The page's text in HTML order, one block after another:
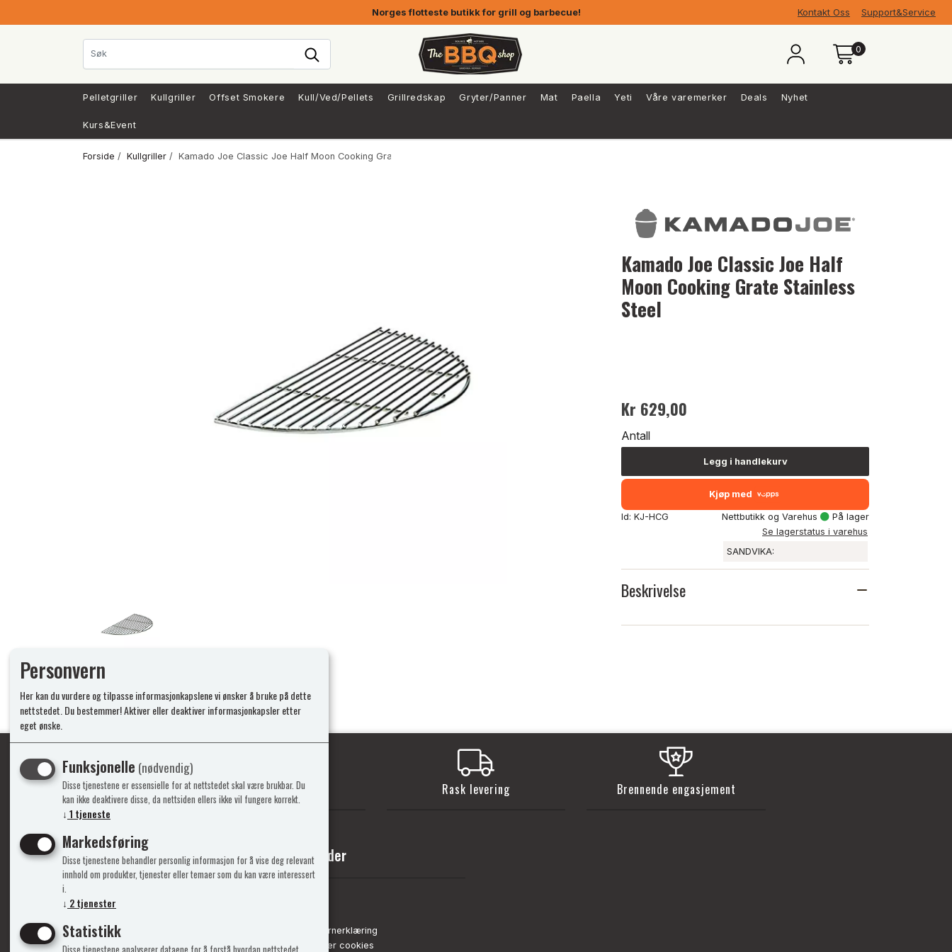
Norges flotteste butikk for grill og barbecue! Kontakt Oss Support&Service
0
Pelletgriller Kullgriller Offset Smokere Kull/Ved/Pellets Grillredskap Gryter/Panner Mat Paella Yeti Våre varemerker Deals Nyhet
Kurs&Event
Forside / Kullgriller / Kamado Joe Classic Joe Half Moon Cooking Grate Stainless Steel
Kamado Joe Classic Joe Half
Moon Cooking Grate Stainless
Steel
Kr 629,00
Antall
Legg i handlekurv
Kjøp med
Id: KJ-HCG Nettbutikk og Varehus
På lager
Se lagerstatus i varehus
SANDVIKA:
Beskrivelse
Ypperlig kvalitet Rask levering Brennende engasjement
Info
Kontakt Oss
Om Oss
Mine sider
Personvernerklæring
Administrer cookies
Personvern
Her kan du vurdere og tilpasse informasjonkapslene vi ønsker å bruke på dette
nettstedet. Du bestemmer! Aktiver eller deaktiver informasjonkapsler etter
eget ønske.
Funksjonelle (nødvendig)
Disse tjenestene er essensielle for at nettstedet skal være brukbar. Du
kan ikke deaktivere disse, da nettsiden ellers ikke vil fungere korrekt.
↓ 1 tjeneste
Markedsføring
Disse tjenestene behandler personlig informasjon for å vise deg relevant
innhold om produkter, tjenester eller temaer som du kan være interessert
i.
↓ 2tjenester
Statistikk